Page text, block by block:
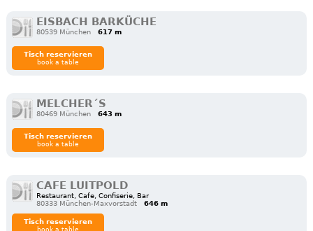
EISBACH BARKÜCHE
80539 München 617 m
Tisch reservieren
book a table
MELCHER´S
80469 München 643 m
Tisch reservieren
book a table
CAFE LUITPOLD
Restaurant, Cafe, Confiserie, Bar
80333 München-Maxvorstadt
646 m
Tisch reservieren